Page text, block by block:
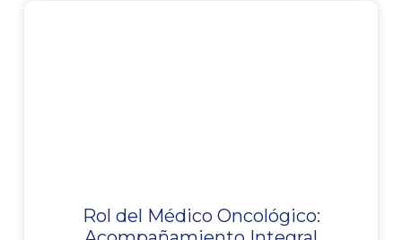
Rol del Médico Oncológico: